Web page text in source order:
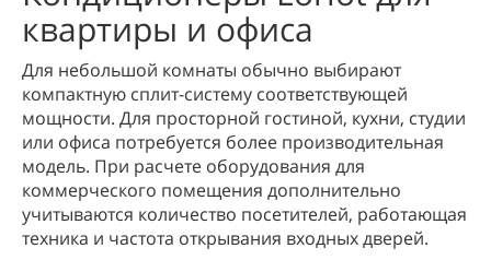
квартиры и офиса
Для небольшой комнаты обычно выбирают
компактную сплит-систему соответствующей
мощности. Для просторной гостиной, кухни, студии
или офиса потребуется более производительная
модель. При расчете оборудования для
коммерческого помещения дополнительно
учитываются количество посетителей, работающая
техника и частота открывания входных дверей.